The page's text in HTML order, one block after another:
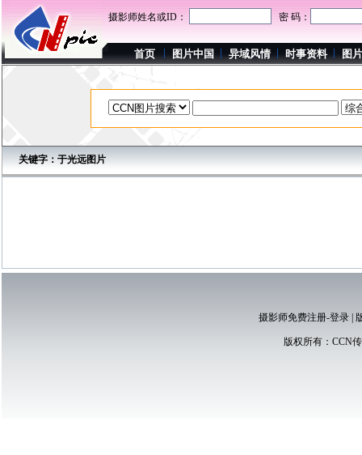
摄影师姓名或ID： 密 码：
首页 图片中国 异域风情 时事资料 图
关键字：于光远图片
摄影师免费注册-登录|
版权所有： CCN